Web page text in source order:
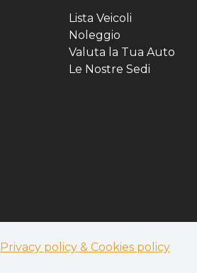
Lista Veicoli
Noleggio
Valuta la Tua Auto
Le Nostre Sedi
Privacy policy & Cookies policy